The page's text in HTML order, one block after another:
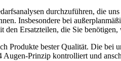
durchzuführen, die
Insbesondere bei
Ersatzteilen, die Sie
Produkte bester Qualität. Die
Prinzip kontrolliert und